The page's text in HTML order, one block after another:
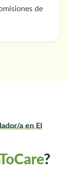
de
a en El
?